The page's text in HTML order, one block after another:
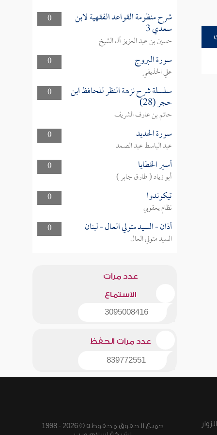
0 شرح منظومة القواعد الفقهية لابن
سعدي 3
حسين بن عبد العزيز آل الشيخ
0
سورة البروج
علي الحذيفي
0
سلسلة شرح نزهة النظر للحافظ ابن
حجر (28)
حاتم بن عارف الشريف
0
سورة الحديد
عبد الباسط عبد الصمد
0
أسير الخطايا
أبو زياد ( طارق جابر )
0
تيكوندوا
نظام يعقوبي
0
أذان - السيد متولي العال - لبنان
السيد متولي العال
عدد مرات
الاستماع
3095008416
عدد مرات الحفظ
839772551
جميع الحقوق محفوظة © 2026 - 1998